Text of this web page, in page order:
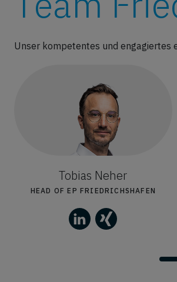
Unser kompetentes und engagiertes
Tobias Neher
HEAD OF EP FRIEDRICHSHAFEN